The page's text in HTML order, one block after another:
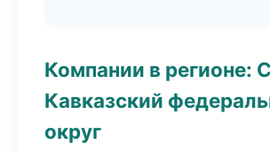
Компании в регионе:
Кавказский
округ